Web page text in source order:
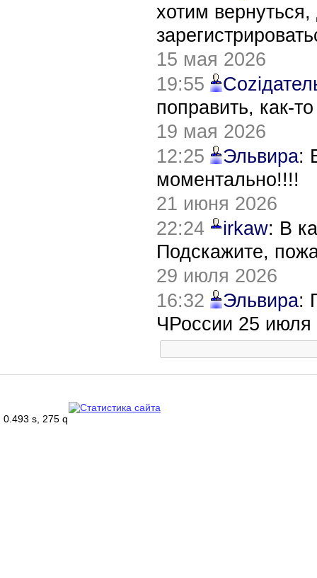
хотим
15 мая 2026
19:55
поправить, как-
19 мая 2026
12:25
Эльвира:
моментально!!!!
21 июня 2026
22:24
irkaw: В
Подскажите,
29 июля 2026
16:32
Эльвира:
ЧРоссии 25 июля
0.493 s, 275 q